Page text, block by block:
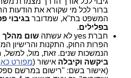
ברור לכל מי שקורא את הודעות
המשפט בת"א, שמדובר בגיבוי
בפלילים.
חברת yes לא עשתה
שום מהלך
הפרות החוק, התקנות והרישיון
הנמשכות שנים. זאת, מול,
ביקשה וקיבלה אישור (מפורט
(אישור בשם: "רישום במרשם